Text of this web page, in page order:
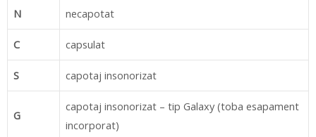
N necapotat
C capsulat
S capotaj insonorizat
G
capotaj insonorizat – tip Galaxy (toba esapament
incorporat)